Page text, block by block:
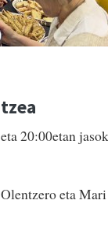
20:00etan
eta